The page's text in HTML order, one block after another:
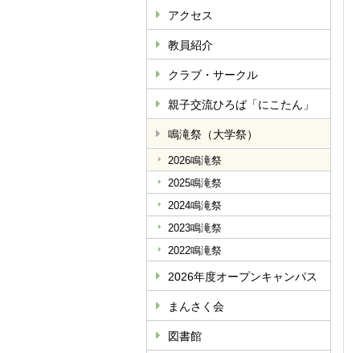
アクセス
教員紹介
クラブ・サークル
親子交流ひろば「にこたん」
鳴滝祭（大学祭）
2026鳴滝祭
2025鳴滝祭
2024鳴滝祭
2023鳴滝祭
2022鳴滝祭
2026年度オープンキャンパス
まんさく会
図書館